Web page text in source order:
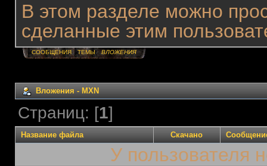
В этом разделе можно
сделанные этим
СООБЩЕНИЯ ТЕМЫ ВЛОЖЕНИЯ
Вложения - MXN
Страниц: [1]
Название файла Скачано
У пользователя